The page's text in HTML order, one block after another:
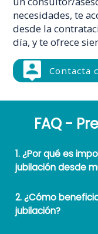
necesidades, te
desde la
día, y te ofrece
Contacta
FAQ -
1. ¿Por qué es
jubilación desde
2. ¿Cómo
jubilación?